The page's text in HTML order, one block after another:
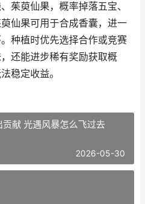
茱萸仙果，概率掉落五宝、
仙果可用于合成香囊，进一
种植时优先选择合作或竞赛
还能进步稀有奖励获取概
稳定收益。
献 光遇风暴怎么飞过去
2026-05-30